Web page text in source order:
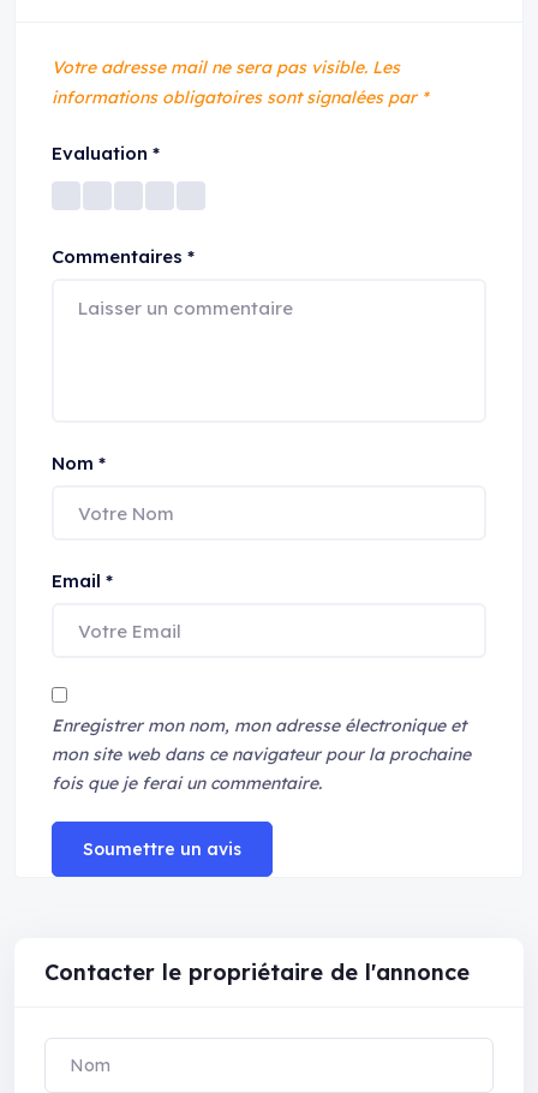
Votre adresse mail ne sera pas visible. Les
informations obligatoires sont signalées par *
Evaluation *
Commentaires *
Nom *
Email *
Enregistrer mon nom, mon adresse électronique et
mon site web dans ce navigateur pour la prochaine
fois que je ferai un commentaire.
Soumettre un avis
Contacter le propriétaire de l'annonce